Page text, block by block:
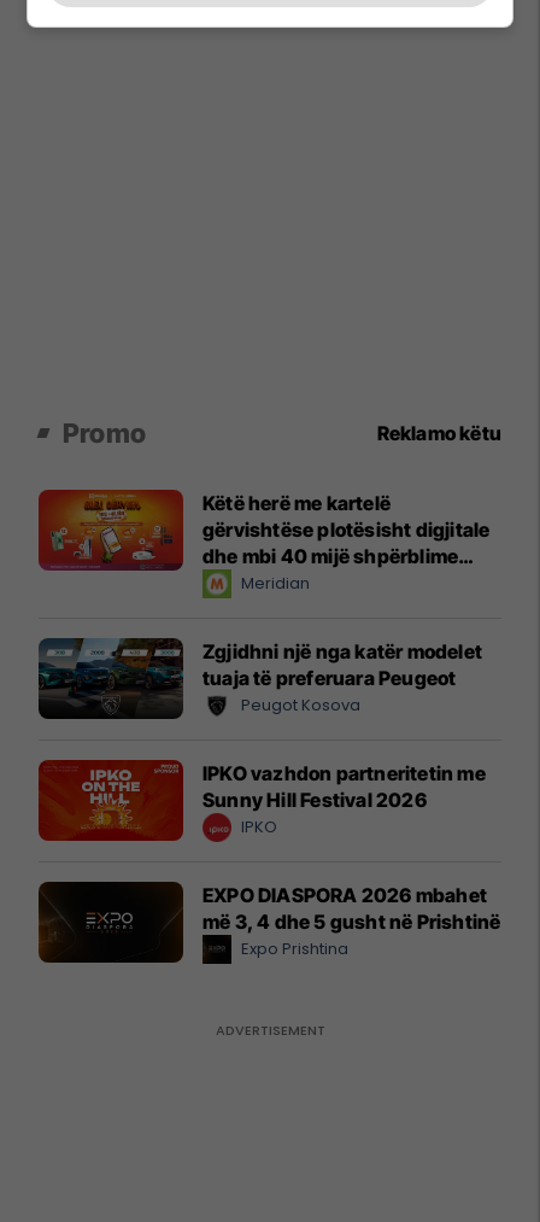
Promo Reklamo këtu
Këtë herë me kartelë
gërvishtëse plotësisht digjitale
dhe mbi 40 mijë shpërblime
instant!Meridian
Zgjidhni një nga katër modelet
tuaja të preferuara Peugeot
Peugot Kosova
IPKO vazhdon partneritetin me
Sunny Hill Festival 2026
IPKO
EXPO DIASPORA 2026 mbahet
më 3, 4 dhe 5 gusht në Prishtinë
Expo Prishtina